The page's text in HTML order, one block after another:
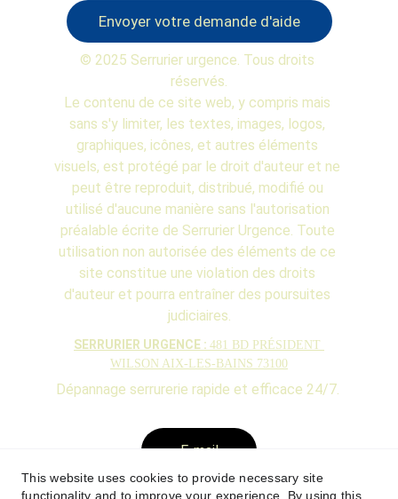
Dépannage serrurerie rapide et efficace 24/7.
SERRURIER URGENCE : 481 BD PRÉSIDENT
WILSON AIX-LES-BAINS 73100
Envoyer votre demande d'aide
© 2025 Serrurier urgence. Tous droits
réservés.
Le contenu de ce site web, y compris mais
sans s'y limiter, les textes, images, logos,
graphiques, icônes, et autres éléments
visuels, est protégé par le droit d'auteur et ne
peut être reproduit, distribué, modifié ou
utilisé d'aucune manière sans l'autorisation
préalable écrite de Serrurier Urgence. Toute
utilisation non autorisée des éléments de ce
site constitue une violation des droits
d'auteur et pourra entraîner des poursuites
judiciaires.
E-mail
Serrurier Urgence
This website uses cookies to provide necessary site
functionality and to improve your experience. By using this